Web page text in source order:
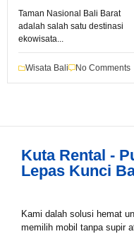
Taman Nasional Bali Barat
adalah salah satu destinasi
ekowisata...
Wisata Bali No Comments
Kuta Rental -
Lepas Kunci
Kami dalah solusi hemat
memilih mobil tanpa supir
Book via
Pilih Mobil*
Nama*
Tgl Mulai*